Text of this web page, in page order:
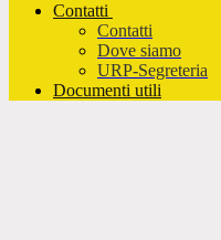
Contatti
Contatti
Dove siamo
URP-Segreteria
Documenti utili